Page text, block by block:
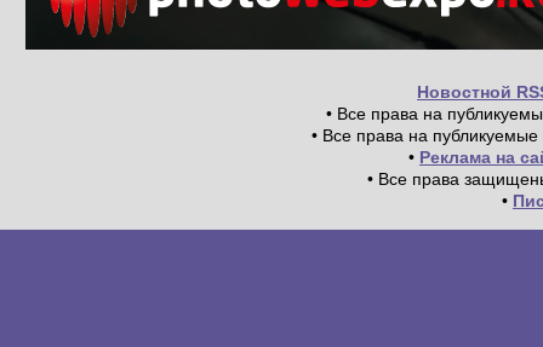
Новостной
• Все права на
• Все права на
• Реклама на
• Все права
•